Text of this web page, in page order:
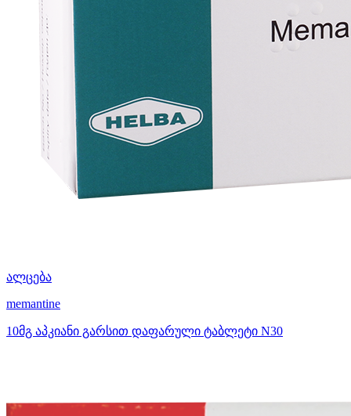
ალცება
memantine
10მგ აპკიანი გარსით დაფარული ტაბლეტი N30